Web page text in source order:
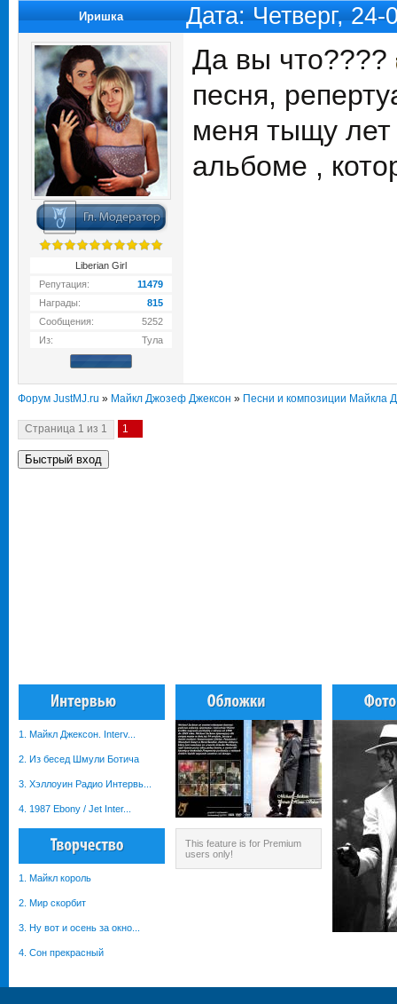
Иришка Дата: Четверг,
Liberian Girl
Репутация:
11479
Награды:
815
Сообщения:
5252
Из:
Тула
Да вы что????
песня,
меня тыщу лет
альбоме ,
Форум JustMJ.ru » Майкл Джозеф Джексон » Песни и композиции Майкла
Страница 1 из 1 1
1. Майкл Джексон. Interv...
2. Из бесед Шмули Ботича
3. Хэллоуин Радио Интервь...
4. 1987 Ebony / Jet Inter...
1. Майкл король
2. Мир скорбит
3. Ну вот и осень за окно...
4. Сон прекрасный
This feature is for Premium
users only!